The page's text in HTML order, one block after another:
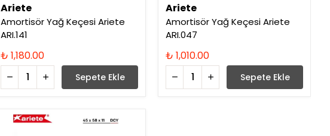
Ariete
Amortisör Yağ Keçesi Ariete
ARI.141
₺ 1,180.00
Sepete Ekle
Ariete
Amortisör Yağ Keçesi Ariete
ARI.047
₺ 1,010.00
Sepete Ekle